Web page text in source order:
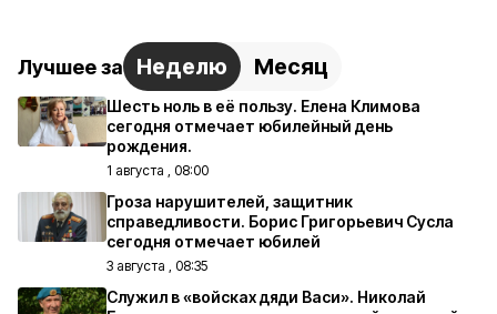
Лучшее за Неделю Месяц
Шесть ноль в её пользу. Елена Климова
сегодня отмечает юбилейный день
рождения.
1 августа , 08:00
Гроза нарушителей, защитник
справедливости. Борис Григорьевич Сусла
сегодня отмечает юбилей
3 августа , 08:35
Служил в «войсках дяди Васи». Николай